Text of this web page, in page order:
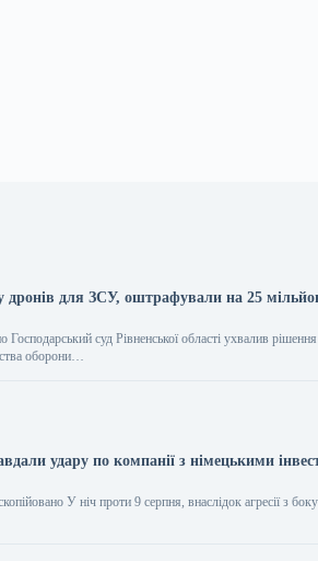
для ЗСУ, оштрафували на 25
суд Рівненської області ухвалив
оборони…
удару по компанії з німецькими
У ніч проти 9 серпня, внаслідок агресії з боку